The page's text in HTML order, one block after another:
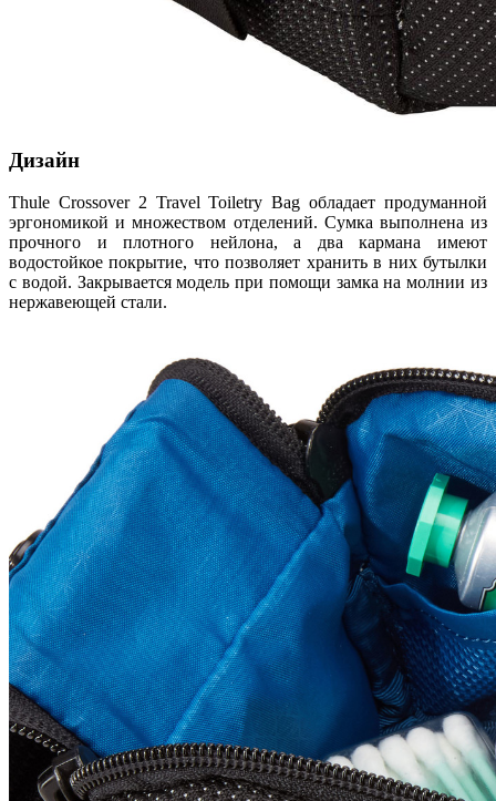
Дизайн
Thule Crossover 2 Travel Toiletry Bag обладает продуманной
эргономикой и множеством отделений. Сумка выполнена из
прочного и плотного нейлона, а два кармана имеют
водостойкое покрытие, что позволяет хранить в них бутылки
с водой. Закрывается модель при помощи замка на молнии из
нержавеющей стали.